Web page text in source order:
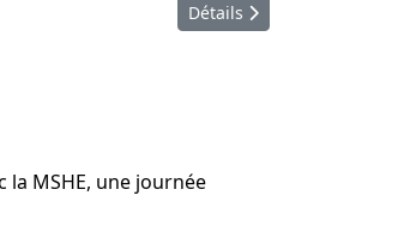
Détails
MSHE, une journée